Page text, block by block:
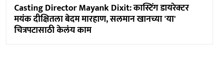
Casting Director Mayank Dixit: कास्टिंग डायरेक्टर
मयंक दीक्षितला बेदम मारहाण, सलमान खानच्या 'या'
चित्रपटासाठी केलंय काम